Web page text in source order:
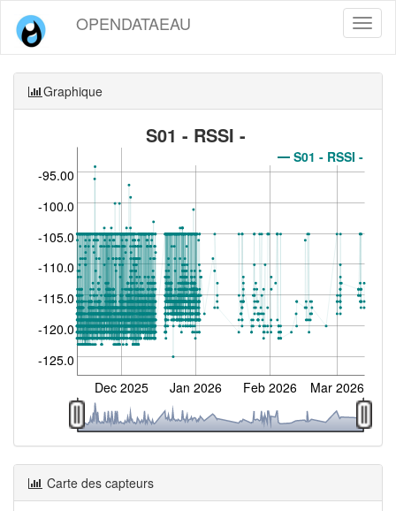
OPENDATAEAU
Graphique
S01 - RSSI -
S01 - RSSI -
-125.0
-120.0
-115.0
-110.0
-105.0
-100.0
-95.00
Dec 2025 Jan 2026 Feb 2026 Mar 2026
Carte des capteurs